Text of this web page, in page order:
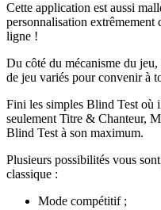
Cette application est aussi
personnalisation extrêmement
ligne !
Du côté du mécanisme du
de jeu variés pour convenir à
Fini les simples Blind Test où
seulement Titre & Chanteur,
Blind Test à son maximum.
Plusieurs possibilités vous
classique :
Mode compétitif ;